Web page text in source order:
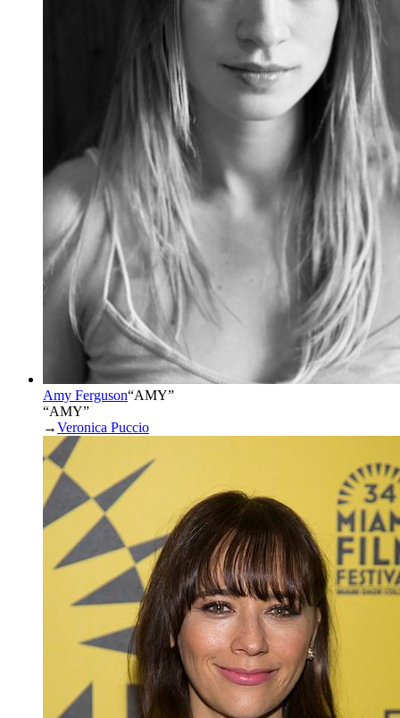
Amy Ferguson“AMY”
“AMY”
→Veronica Puccio